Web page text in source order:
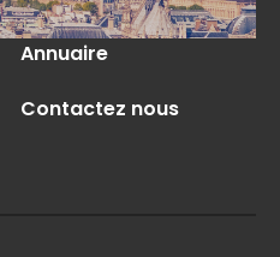
Annuaire
Contactez nous